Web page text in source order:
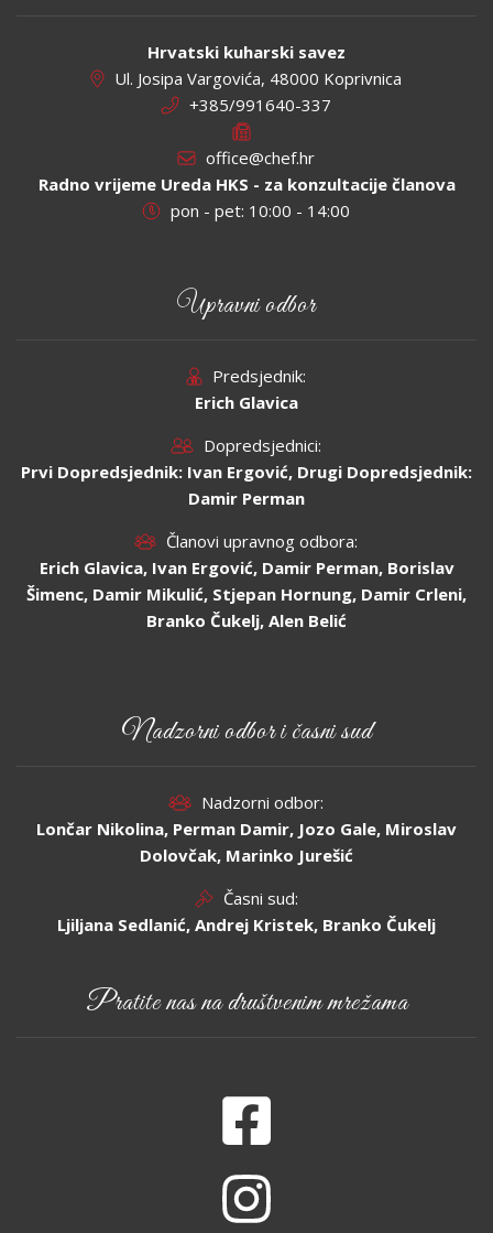
Hrvatski kuharski savez
Ul. Josipa Vargovića, 48000 Koprivnica
+385/991640-337
office@chef.hr
Radno vrijeme Ureda HKS - za konzultacije članova
pon - pet: 10:00 - 14:00
Upravni odbor
Predsjednik:
Erich Glavica
Dopredsjednici:
Prvi Dopredsjednik: Ivan Ergović, Drugi Dopredsjednik:
Damir Perman
Članovi upravnog odbora:
Erich Glavica, Ivan Ergović, Damir Perman, Borislav
Šimenc, Damir Mikulić, Stjepan Hornung, Damir Crleni,
Branko Čukelj, Alen Belić
Nadzorni odbor i časni sud
Nadzorni odbor:
Lončar Nikolina, Perman Damir, Jozo Gale, Miroslav
Dolovčak, Marinko Jurešić
Časni sud:
Ljiljana Sedlanić, Andrej Kristek, Branko Čukelj
Pratite nas na društvenim mrežama